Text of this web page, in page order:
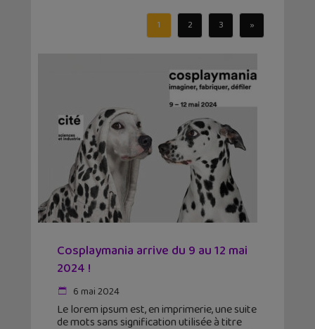
1 2 3 »
Cosplaymania arrive du 9 au 12 mai
2024 !
6 mai 2024
Le lorem ipsum est, en imprimerie, une suite
de mots sans signification utilisée à titre